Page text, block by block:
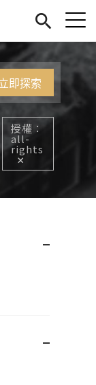
授權
all-
rights